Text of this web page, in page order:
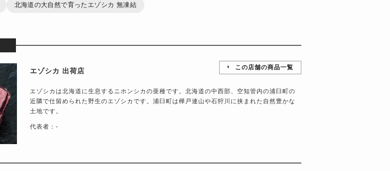
北海道の大自然で育ったエゾシカ 無凍結
エゾシカ 出荷店 この店舗の商品一覧
エゾシカは北海道に生息するニホンシカの亜種です。北海道の中西部、空知管内の浦臼町の
近隣で仕留められた野生のエゾシカです。浦臼町は樺戸連山や石狩川に挟まれた自然豊かな
土地です。
代表者：-